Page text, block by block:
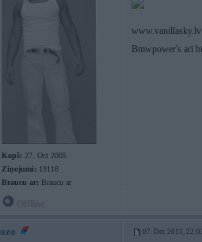
Kopš: 27. Oct 2005
Ziņojumi: 19118
Braucu ar: Braucu ar
www.vanillasky.lv
Bmwpower's arī
ozo 07. Dec 2011,